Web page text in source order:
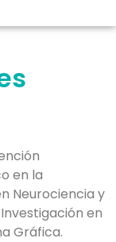
en la
Neurociencia y
en
Gráfica.